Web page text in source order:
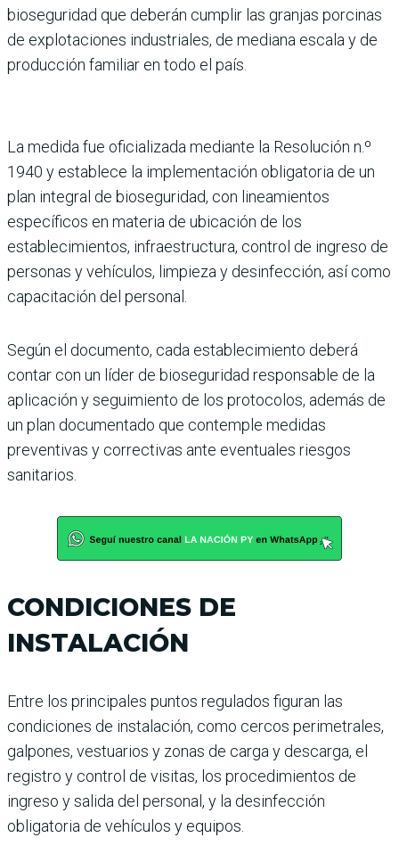
bioseguridad que deberán cumplir las granjas porcinas
de explotaciones industriales, de mediana escala y de
producción familiar en todo el país.
La medida fue oficializada mediante la Resolución n.º
1940 y establece la implementación obligatoria de un
plan integral de bioseguridad, con lineamientos
específicos en materia de ubicación de los
establecimientos, infraestructura, control de ingreso de
personas y vehículos, limpieza y desinfección, así como
capacitación del personal.
Según el documento, cada establecimiento deberá
contar con un líder de bioseguridad responsable de la
aplicación y seguimiento de los protocolos, además de
un plan documentado que contemple medidas
preventivas y correctivas ante eventuales riesgos
sanitarios.
CONDICIONES DE
INSTALACIÓN
Entre los principales puntos regulados figuran las
condiciones de instalación, como cercos perimetrales,
galpones, vestuarios y zonas de carga y descarga, el
registro y control de visitas, los procedimientos de
ingreso y salida del personal, y la desinfección
obligatoria de vehículos y equipos.